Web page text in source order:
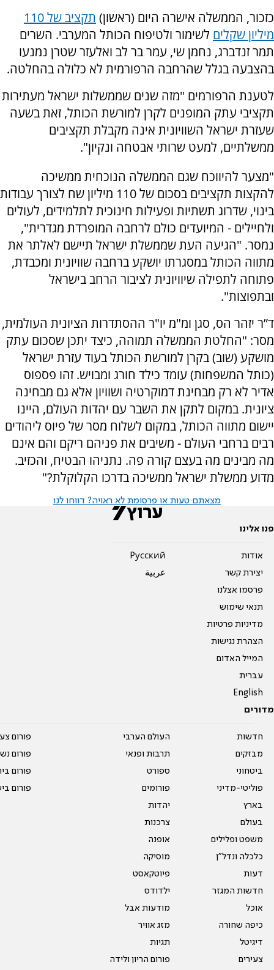
כזכור, הממשלה אישרה היום (ראשון)
תקציב של 110
מיליון שקלים לשימור ולטיפוח הכותל המערבי. השרים
תמר זנדברג, נחמן שי, עמר בר לב ואלעזר שטרן נמנעו
בהצבעה בגלל שהרחבה הרפורמית לא כלולה בהחלטה.
לטענת הרפורמים "מזה שנים שממשלות ישראל מעתירות
תקציבי עתק המופנים לקרן למורשת הכותל, זאת בשעה
שעזרת ישראל השוויונית אינה מקבלת תקציבים
ממשלתיים, למעט שרותי אבטחה ונקיון".
"מצער להיווכח שגם הממשלה הנוכחית ממשיכה
להקצות תקציבים בסכום של 110 מיליון שח לצורך עבודות
בינוי, שדרוג תשתיות ופעילות חינוכית לתלמידים, לעולים
ולחיילים - המיועדים כולם לרחבה המופרדת מגדרית",
נמסר. "הגיעה העת שממשלת ישראל תיישם לאלתר את
מתווה הכותל במסגרתו יושקע ברחבה שוויונית ומכבדת,
פתוחה לתפילה שיוויונית לציבור הרחב בישראל
ובתפוצות".
ד”ר יזהר הס, סגן ומ"מ יו"ר ההסתדרות הציונית העולמית,
מסר: "החלטת הממשלה תמוהה, כיצד יתכן שסכום עתק
מושקע (שוב) בקרן למורשת הכותל בעוד עזרת ישראל
(כותל המשפחות) עומד כילד חורג ומבויש. זהו פספוס
אדיר לא רק מבחינת דמוקרטיה ושוויון אלא גם מבחינה
ציונית. במקום לתקן את השבר עם יהדות העולם, היינו
יישום מתווה הכותל, במקום לשלוח מסר של פיוס ליהודים
רבים ברחבי העולם - משיבים את פניהם ריקם והם אינם
מה מבינים מה בעצם קורה פה. נתניהו הבטיח, והכזיב.
מדוע ממשלת ישראל ממשיכה בדרכו הקלוקלת?"
מצאתם טעות או פרסומת לא ראויה? דווחו לנו
פנו אלינו
אודות
יצירת קשר
פרסמו אצלנו
תנאי שימוש
מדיניות פרטיות
הצהרת נגישות
המייל האדום
עברית
English
Pусский
عربية
מדורים
חדשות
מבזקים
ביטחוני
פוליטי-מדיני
בארץ
בעולם
משפט ופלילים
כלכלה ונדל"ן
דעות
חדשות המגזר
אוכל
כיפה שחורה
דיגיטל
צעירים
העולם הערבי
תרבות ופנאי
ספורט
פורומים
יהדות
צרכנות
אופנה
מוסיקה
פיוטקאסט
ילדודס
מודעות אבל
מזג אוויר
תגיות
פורום הריון ולידה
פורום
פורום
פורום
פורום